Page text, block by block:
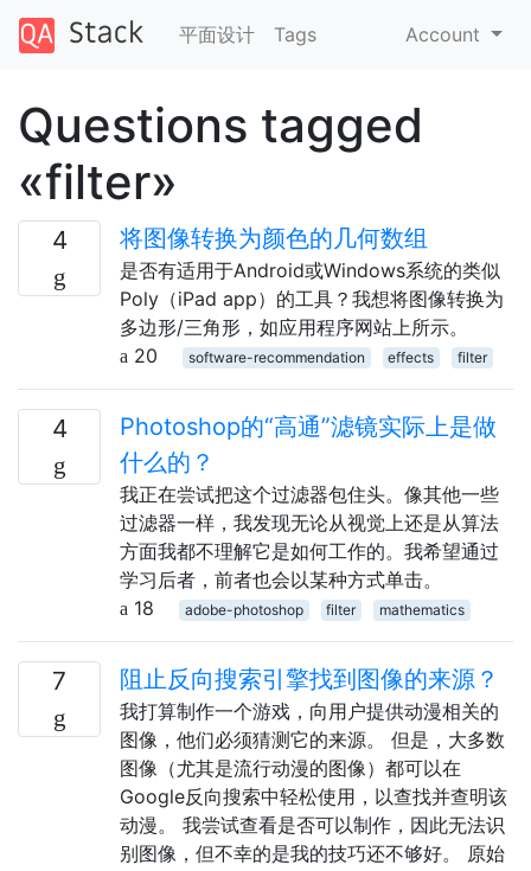
平面设计 Tags Account
Questions tagged
«filter»
4 将图像转换为颜色的几何数组
是否有适用于Android或Windows系统的类似
Poly（iPad app）的工具？我想将图像转换为
多边形/三角形，如应用程序网站上所示。
20
software-recommendation effects filter
4
Photoshop的“高通”滤镜实际上是做
什么的？
我正在尝试把这个过滤器包住头。像其他一些
过滤器一样，我发现无论从视觉上还是从算法
方面我都不理解它是如何工作的。我希望通过
学习后者，前者也会以某种方式单击。
18
adobe-photoshop filter mathematics
7 阻止反向搜索引擎找到图像的来源？
我打算制作一个游戏，向用户提供动漫相关的
图像，他们必须猜测它的来源。 但是，大多数
图像（尤其是流行动漫的图像）都可以在
Google反向搜索中轻松使用，以查找并查明该
动漫。 我尝试查看是否可以制作，因此无法识
别图像，但不幸的是我的技巧还不够好。 原始